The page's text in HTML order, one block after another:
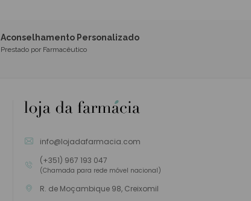
Aconselhamento Personalizado
Prestado por Farmacêutico
info@lojadafarmacia.com
(+351) 967 193 047
(Chamada para rede móvel nacional)
R. de Moçambique 98, Creixomil